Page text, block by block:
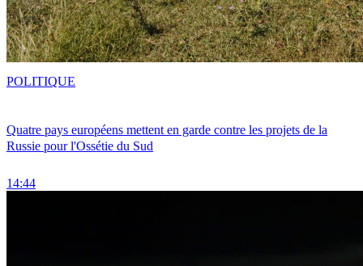
Quatre pays européens mettent en garde contre les projets de la
Russie pour l'Ossétie du Sud
14:44
POLITIQUE